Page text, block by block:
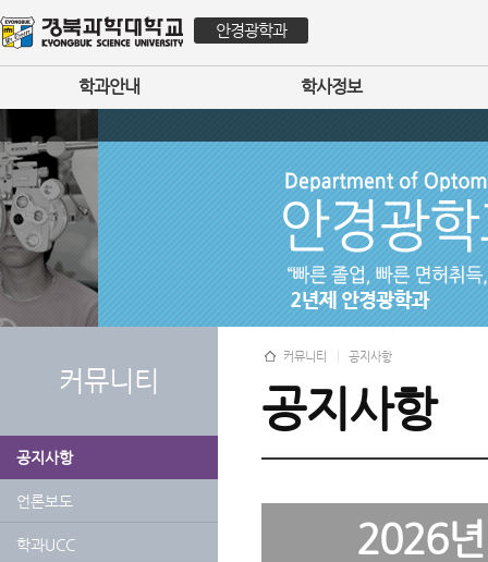
안경광학과
학과안내 학사정보
커뮤니티
공지사항
언론보도
학과UCC
커뮤니티 공지사항
공지사항
2026